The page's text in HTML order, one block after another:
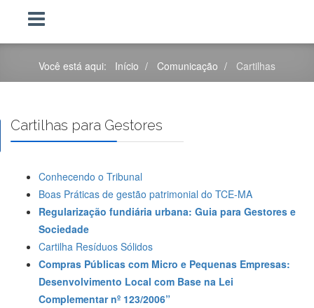
Você está aqui: Início Comunicação Cartilhas
Cartilhas para Gestores
Conhecendo o Tribunal
Boas Práticas de gestão patrimonial do TCE-MA
Regularização fundiária urbana: Guia para Gestores e
Sociedade
Cartilha Resíduos Sólidos
Compras Públicas com Micro e Pequenas Empresas:
Desenvolvimento Local com Base na Lei
Complementar nº 123/2006”